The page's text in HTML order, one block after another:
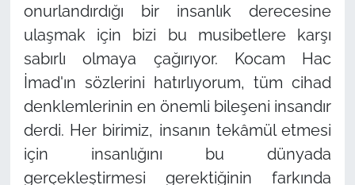
onurlandırdığı bir insanlık derecesine
ulaşmak için bizi bu musibetlere karşı
sabırlı olmaya çağırıyor. Kocam Hac
İmad'ın sözlerini hatırlıyorum, tüm cihad
denklemlerinin en önemli bileşeni insandır
derdi. Her birimiz, insanın tekâmül etmesi
için insanlığını bu dünyada
gerçekleştirmesi gerektiğinin farkında